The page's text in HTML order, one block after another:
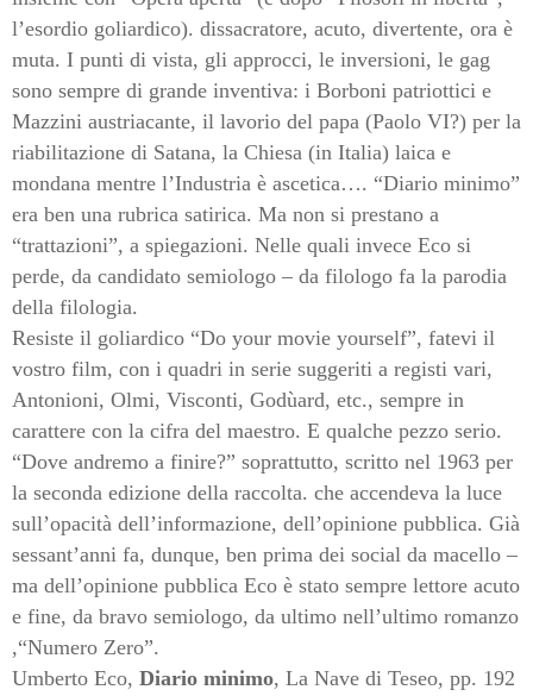
l’esordio goliardico). dissacratore, acuto, divertente, ora è
muta. I punti di vista, gli approcci, le inversioni, le gag
sono sempre di grande inventiva: i Borboni patriottici e
Mazzini austriacante, il lavorio del papa (Paolo VI?) per la
riabilitazione di Satana, la Chiesa (in Italia) laica e
mondana mentre l’Industria è ascetica…. “Diario minimo”
era ben una rubrica satirica. Ma non si prestano a
“trattazioni”, a spiegazioni. Nelle quali invece Eco si
perde, da candidato semiologo – da filologo fa la parodia
della filologia.
Resiste il goliardico “Do your movie yourself”, fatevi il
vostro film, con i quadri in serie suggeriti a registi vari,
Antonioni, Olmi, Visconti, Godùard, etc., sempre in
carattere con la cifra del maestro. E qualche pezzo serio.
“Dove andremo a finire?” soprattutto, scritto nel 1963 per
la seconda edizione della raccolta. che accendeva la luce
sull’opacità dell’informazione, dell’opinione pubblica. Già
sessant’anni fa, dunque, ben prima dei social da macello –
ma dell’opinione pubblica Eco è stato sempre lettore acuto
e fine, da bravo semiologo, da ultimo nell’ultimo romanzo
,“Numero Zero”.
Umberto Eco, Diario minimo, La Nave di Teseo, pp. 192